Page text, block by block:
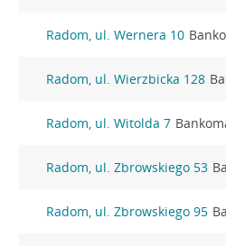
Radom, ul. Wernera 10
Radom, ul. Wierzbicka 128
Radom, ul. Witolda 7
Radom, ul. Zbrowskiego 53
Radom, ul. Zbrowskiego 95